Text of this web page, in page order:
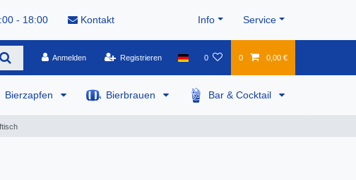
- 18:00 Kontakt Info Service
Anmelden Registrieren 0 0 0,00 €
Bierzapfen Bierbrauen Bar & Cocktail